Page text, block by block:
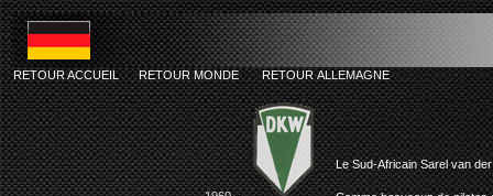
dkw
RETOUR ACCUEIL RETOUR MONDE RETOUR ALLEMAGNE
Le Sud-Africain Sarel van